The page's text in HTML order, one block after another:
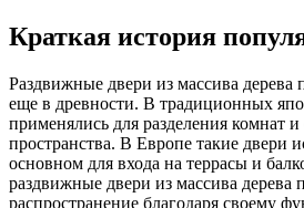
Краткая история
Раздвижные двери из массива дерева
еще в древности. В традиционных
применялись для разделения комнат
пространства. В Европе такие двери
основном для входа на террасы и
раздвижные двери из массива дерева
распространение благодаря своему